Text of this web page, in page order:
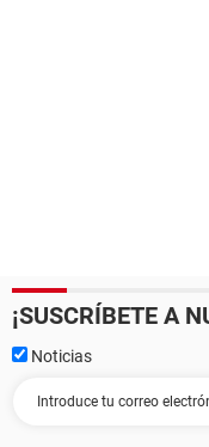
¡SUSCRÍBETE A
Noticias